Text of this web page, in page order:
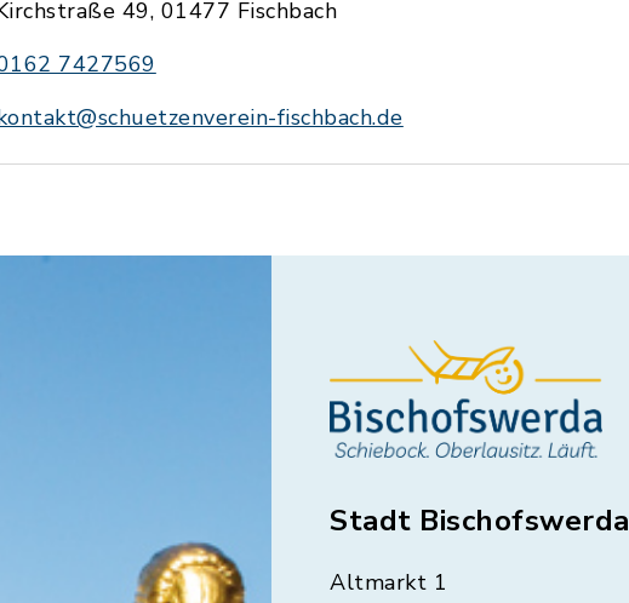
49, 01477 Fischbach
7427569
fischbach.de
Stadt Bischofswerda
Altmarkt 1